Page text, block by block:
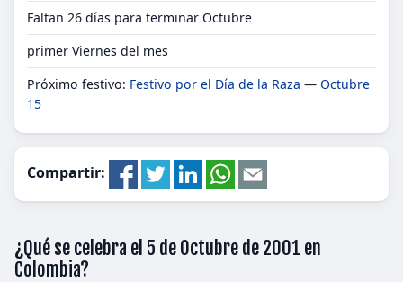
Faltan 26 días para terminar Octubre
primer Viernes del mes
Próximo festivo: Festivo por el Día de la Raza — Octubre
15
Compartir:
¿Qué se celebra el 5 de Octubre de 2001 en
Colombia?